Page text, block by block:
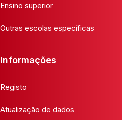
Ensino superior
Outras escolas específicas
Informações
Registo
Atualização de dados